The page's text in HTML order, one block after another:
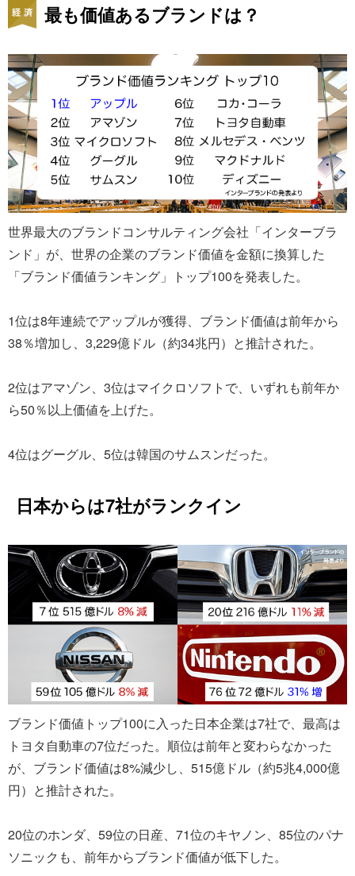
最も価値あるブランドは？
世界最大のブランドコンサルティング会社「インターブラ
ンド」が、世界の企業のブランド価値を金額に換算した
「ブランド価値ランキング」トップ100を発表した。
1位は8年連続でアップルが獲得、ブランド価値は前年から
38％増加し、3,229億ドル（約34兆円）と推計された。
2位はアマゾン、3位はマイクロソフトで、いずれも前年か
ら50％以上価値を上げた。
4位はグーグル、5位は韓国のサムスンだった。
日本からは7社がランクイン
ブランド価値トップ100に入った日本企業は7社で、最高は
トヨタ自動車の7位だった。順位は前年と変わらなかった
が、ブランド価値は8%減少し、515億ドル（約5兆4,000億
円）と推計された。
20位のホンダ、59位の日産、71位のキヤノン、85位のパナ
ソニックも、前年からブランド価値が低下した。